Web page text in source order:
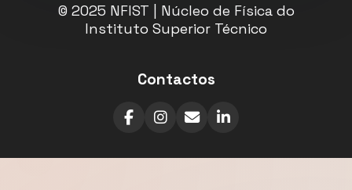
© 2025 NFIST | Núcleo de Física do
Instituto Superior Técnico
Contactos